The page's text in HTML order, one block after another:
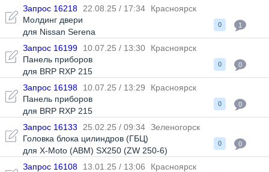
Запрос 16218 22.08.25 / 17:34
Красноярск
Молдинг двери
для Nissan Serena
0 1
Запрос 16199 10.07.25 / 13:30
Красноярск
Панель приборов
для BRP RXP 215
0 0
Запрос 16198 10.07.25 / 13:29
Красноярск
Панель приборов
для BRP RXP 215
0 0
Запрос 16133 25.02.25 / 09:34 Зеленогорск
Головка блока цилиндров (ГБЦ)
для X-Moto (ABM) SX250 (ZW 250-6)
0 0
Запрос 16108 13.01.25 / 13:06
Красноярск